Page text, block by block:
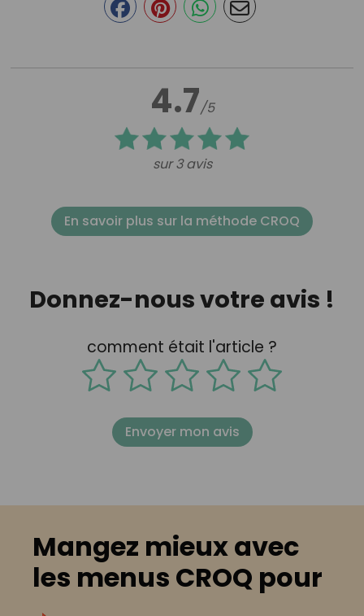
4.7/5
sur 3 avis
En savoir plus sur la méthode CROQ
Donnez-nous votre avis !
comment était l'article ?
Envoyer mon avis
Mangez mieux avec
les menus CROQ pour